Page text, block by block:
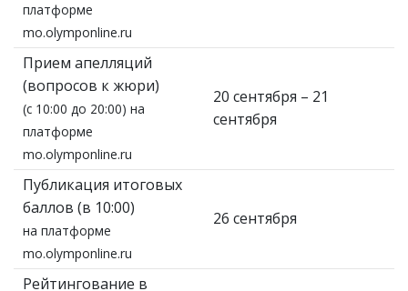
платформе
mo.olymponline.ru
Прием апелляций
(вопросов к жюри)
(с 10:00 до 20:00) на
платформе
mo.olymponline.ru
20 сентября – 21
сентября
Публикация итоговых
баллов (в 10:00)
на платформе
mo.olymponline.ru
26 сентября
Рейтингование в